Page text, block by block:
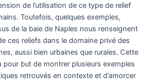
de l’utilisation de ce type de relief
Toutefois, quelques exemples,
de la baie de Naples nous renseignent
ces reliefs dans le domaine privé des
aussi bien urbaines que rurales. Cette
pour but de montrer plusieurs exemples
retrouvés en contexte et d’amorcer